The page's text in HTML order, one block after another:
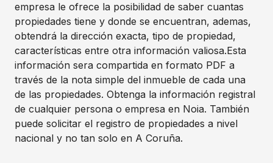
empresa le ofrece la posibilidad de saber cuantas
propiedades tiene y donde se encuentran, ademas,
obtendrá la dirección exacta, tipo de propiedad,
características entre otra información valiosa.Esta
información sera compartida en formato PDF a
través de la nota simple del inmueble de cada una
de las propiedades. Obtenga la información registral
de cualquier persona o empresa en Noia. También
puede solicitar el registro de propiedades a nivel
nacional y no tan solo en A Coruña.